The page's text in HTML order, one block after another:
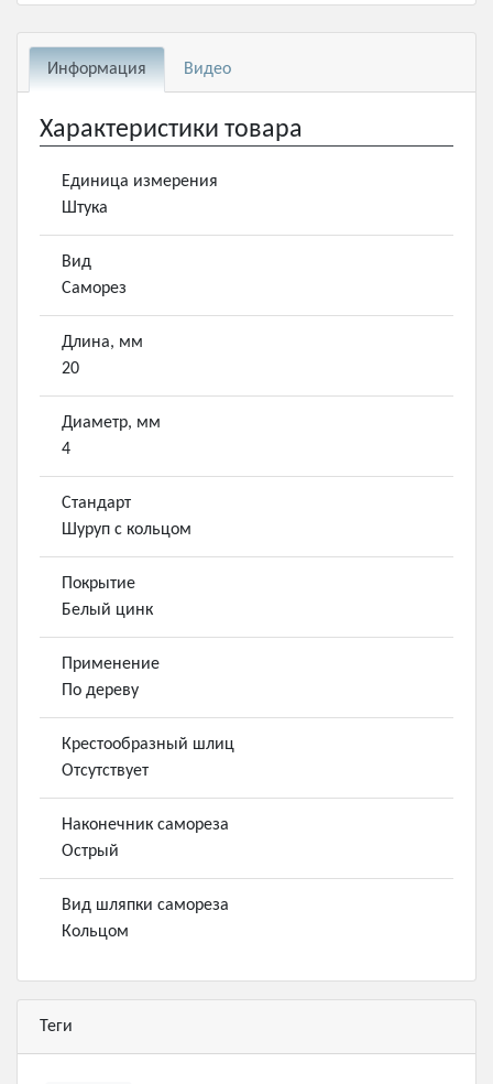
Информация Видео
Характеристики товара
Единица измерения
Штука
Вид
Саморез
Длина, мм
20
Диаметр, мм
4
Стандарт
Шуруп с кольцом
Покрытие
Белый цинк
Применение
По дереву
Крестообразный шлиц
Отсутствует
Наконечник самореза
Острый
Вид шляпки самореза
Кольцом
Теги